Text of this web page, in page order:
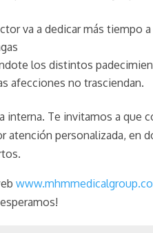
va a dedicar más tiempo
los distintos
afecciones no trasciendan.
Te invitamos a que
personalizada, en